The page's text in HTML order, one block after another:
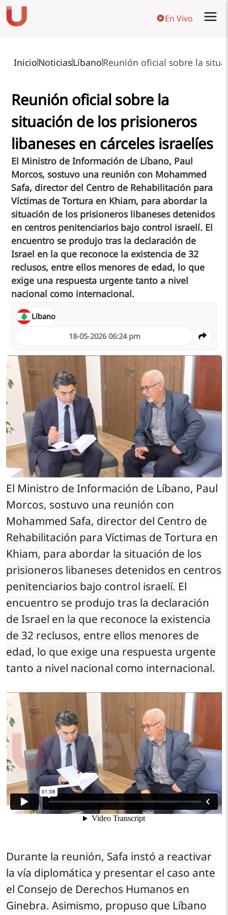
En Vivo
InicioNoticiasLíbanoReunión oficial sobre la
Reunión oficial sobre la
situación de los prisioneros
libaneses en cárceles israelíes
El Ministro de Información de Líbano, Paul
Morcos, sostuvo una reunión con Mohammed
Safa, director del Centro de Rehabilitación para
Víctimas de Tortura en Khiam, para abordar la
situación de los prisioneros libaneses detenidos
en centros penitenciarios bajo control israelí. El
encuentro se produjo tras la declaración de
Israel en la que reconoce la existencia de 32
reclusos, entre ellos menores de edad, lo que
exige una respuesta urgente tanto a nivel
nacional como internacional.
18-05-2026 06:24 pm
Líbano
El Ministro de Información de Líbano, Paul
Morcos, sostuvo una reunión con
Mohammed Safa, director del Centro de
Rehabilitación para Víctimas de Tortura en
Khiam, para abordar la situación de los
prisioneros libaneses detenidos en centros
penitenciarios bajo control israelí. El
encuentro se produjo tras la declaración
de Israel en la que reconoce la existencia
de 32 reclusos, entre ellos menores de
edad, lo que exige una respuesta urgente
tanto a nivel nacional como internacional.
Durante la reunión, Safa instó a reactivar
la vía diplomática y presentar el caso ante
el Consejo de Derechos Humanos en
Ginebra. Asimismo, propuso que Líbano